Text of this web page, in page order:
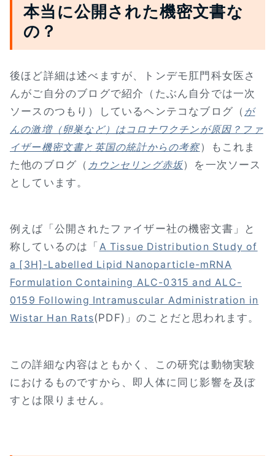
本当に公開された機密文書な
の？
後ほど詳細は述べますが、トンデモ肛門科女医さ
んがご自分のブログで紹介（たぶん自分では一次
ソースのつもり）しているヘンテコなブログ（ が
んの激増（卵巣など）はコロナワクチンが原因？ファ
イザー機密文書と英国の統計からの考察）もこれま
た他のブログ（ カウンセリング赤坂）を一次ソース
としています。
例えば「公開されたファイザー社の機密文書」と
称しているのは「 A Tissue Distribution Study of
a [3H]-Labelled Lipid Nanoparticle-mRNA
Formulation Containing ALC-0315 and ALC-
0159 Following Intramuscular Administration in
Wistar Han Rats(PDF)」のことだと思われます。
この詳細な内容はともかく、この研究は動物実験
におけるものですから、即人体に同じ影響を及ぼ
すとは限りません。